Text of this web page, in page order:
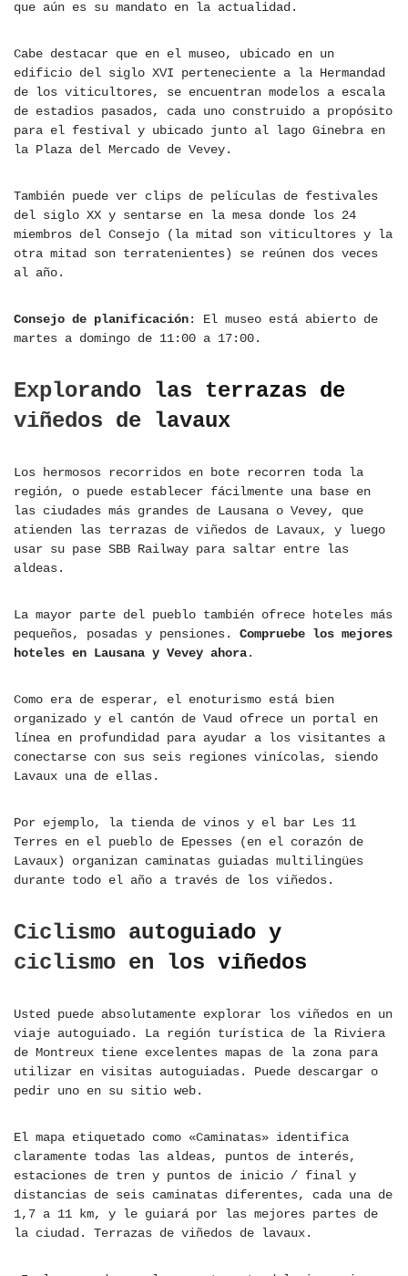
que aún es su mandato en la actualidad.
Cabe destacar que en el museo, ubicado en un
edificio del siglo XVI perteneciente a la Hermandad
de los viticultores, se encuentran modelos a escala
de estadios pasados, cada uno construido a propósito
para el festival y ubicado junto al lago Ginebra en
la Plaza del Mercado de Vevey.
También puede ver clips de películas de festivales
del siglo XX y sentarse en la mesa donde los 24
miembros del Consejo (la mitad son viticultores y la
otra mitad son terratenientes) se reúnen dos veces
al año.
Consejo de planificación: El museo está abierto de
martes a domingo de 11:00 a 17:00.
Explorando las terrazas de
viñedos de lavaux
Los hermosos recorridos en bote recorren toda la
región, o puede establecer fácilmente una base en
las ciudades más grandes de Lausana o Vevey, que
atienden las terrazas de viñedos de Lavaux, y luego
usar su pase SBB Railway para saltar entre las
aldeas.
La mayor parte del pueblo también ofrece hoteles más
pequeños, posadas y pensiones. Compruebe los mejores
hoteles en Lausana y Vevey ahora.
Como era de esperar, el enoturismo está bien
organizado y el cantón de Vaud ofrece un portal en
línea en profundidad para ayudar a los visitantes a
conectarse con sus seis regiones vinícolas, siendo
Lavaux una de ellas.
Por ejemplo, la tienda de vinos y el bar Les 11
Terres en el pueblo de Epesses (en el corazón de
Lavaux) organizan caminatas guiadas multilingües
durante todo el año a través de los viñedos.
Ciclismo autoguiado y
ciclismo en los viñedos
Usted puede absolutamente explorar los viñedos en un
viaje autoguiado. La región turística de la Riviera
de Montreux tiene excelentes mapas de la zona para
utilizar en visitas autoguiadas. Puede descargar o
pedir uno en su sitio web.
El mapa etiquetado como «Caminatas» identifica
claramente todas las aldeas, puntos de interés,
estaciones de tren y puntos de inicio / final y
distancias de seis caminatas diferentes, cada una de
1,7 a 11 km, y le guiará por las mejores partes de
la ciudad. Terrazas de viñedos de lavaux.